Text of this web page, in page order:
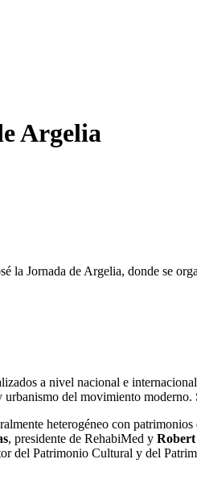
Argelia
Jornada de Argelia, donde se
a nivel nacional e
del movimiento
heterogéneo con
, presidente de RehabiMed y
del Patrimonio Cultural y del